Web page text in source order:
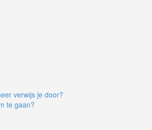
verwijs je door?
te gaan?